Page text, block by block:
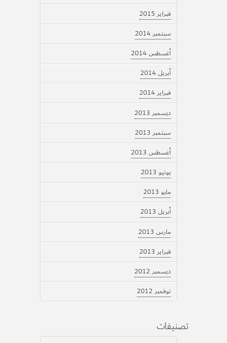
فبراير 2015
سبتمبر 2014
أغسطس 2014
أبريل 2014
فبراير 2014
ديسمبر 2013
سبتمبر 2013
أغسطس 2013
يونيو 2013
مايو 2013
أبريل 2013
مارس 2013
فبراير 2013
ديسمبر 2012
نوفمبر 2012
تصنيفات